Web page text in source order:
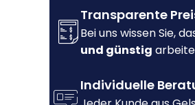
Transparente
Bei uns wissen Sie,
und günstig
Individuelle